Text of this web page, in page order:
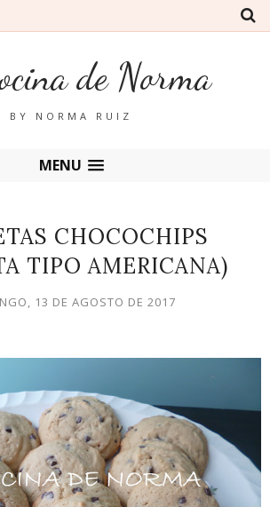
de Norma
BY NORMA RUIZ
MENU
CHOCOCHIPS
TIPO AMERICANA)
13 DE AGOSTO DE 2017